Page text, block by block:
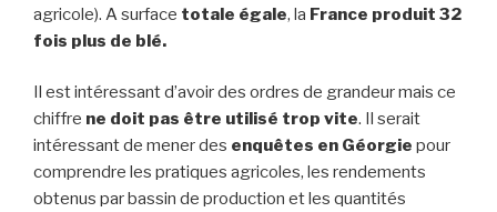
agricole). A surface totale égale, la France produit 32
fois plus de blé.
Il est intéressant d’avoir des ordres de grandeur mais ce
chiffre ne doit pas être utilisé trop vite. Il serait
intéressant de mener des enquêtes en Géorgie pour
comprendre les pratiques agricoles, les rendements
obtenus par bassin de production et les quantités